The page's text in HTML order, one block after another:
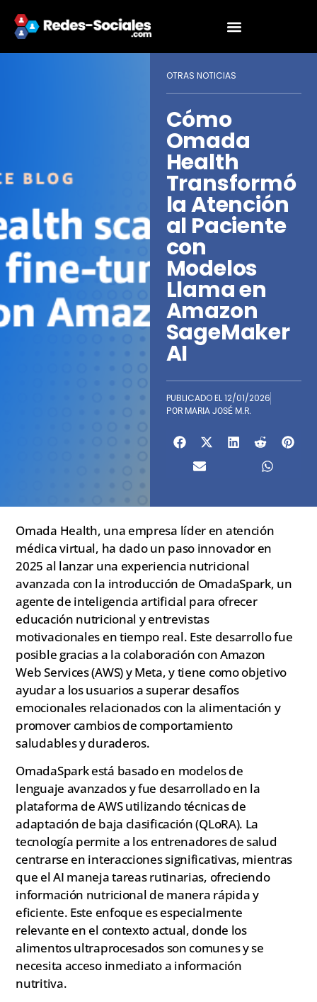
OTRAS NOTICIAS
Cómo
Omada
Health
Transformó
la Atención
al Paciente
con
Modelos
Llama en
Amazon
SageMaker
AI
PUBLICADO EL12/01/2026
POR MARIA JOSÉ M.R.
Omada Health, una empresa líder en atención
médica virtual, ha dado un paso innovador en
2025 al lanzar una experiencia nutricional
avanzada con la introducción de OmadaSpark, un
agente de inteligencia artificial para ofrecer
educación nutricional y entrevistas
motivacionales en tiempo real. Este desarrollo fue
posible gracias a la colaboración con Amazon
Web Services (AWS) y Meta, y tiene como objetivo
ayudar a los usuarios a superar desafíos
emocionales relacionados con la alimentación y
promover cambios de comportamiento
saludables y duraderos.
OmadaSpark está basado en modelos de
lenguaje avanzados y fue desarrollado en la
plataforma de AWS utilizando técnicas de
adaptación de baja clasificación (QLoRA). La
tecnología permite a los entrenadores de salud
centrarse en interacciones significativas, mientras
que el AI maneja tareas rutinarias, ofreciendo
información nutricional de manera rápida y
eficiente. Este enfoque es especialmente
relevante en el contexto actual, donde los
alimentos ultraprocesados son comunes y se
necesita acceso inmediato a información
nutritiva.